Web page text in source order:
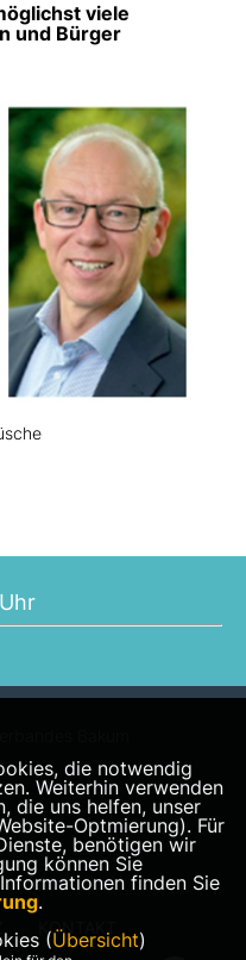
viele
und Bürger
Bakum
KONTAKT
die notwendig
Weiterhin verwenden
die uns helfen, unser
Optmierung). Für
benötigen wir
können Sie
finden Sie
.
(Übersicht)